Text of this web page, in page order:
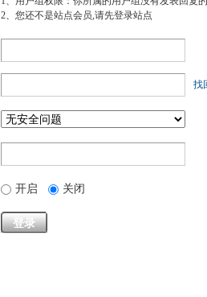
2、您还不是站点会员,请先登录站点
找
开启 关闭
登录